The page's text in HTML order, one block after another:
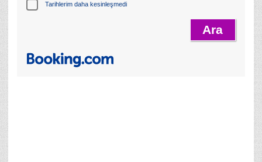
Tarihlerim daha kesinleşmedi